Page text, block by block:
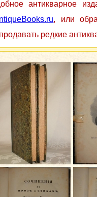
антикварное
, или
редкие